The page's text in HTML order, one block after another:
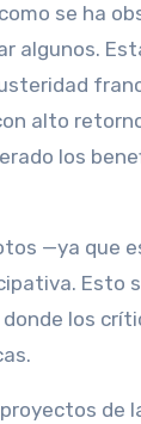
se ha
algunos.
alto
los
—ya que
Esto
los
de